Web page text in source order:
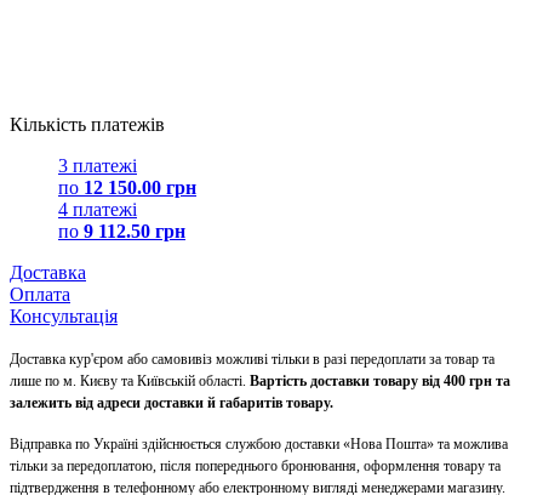
Кількість платежів
3 платежі
по 12 150.00 грн
4 платежі
по 9 112.50 грн
Доставка
Оплата
Консультація
Доставка кур'єром або самовивіз можливі тільки в разі передоплати за товар та
лише по м. Києву та Київській області. Вартість доставки товару від 400 грн та
залежить від адреси доставки й габаритів товару.
Відправка по Україні здійснюється службою доставки «Нова Пошта» та можлива
тільки за передоплатою, після попереднього бронювання, оформлення товару та
підтвердження в телефонному або електронному вигляді менеджерами магазину.